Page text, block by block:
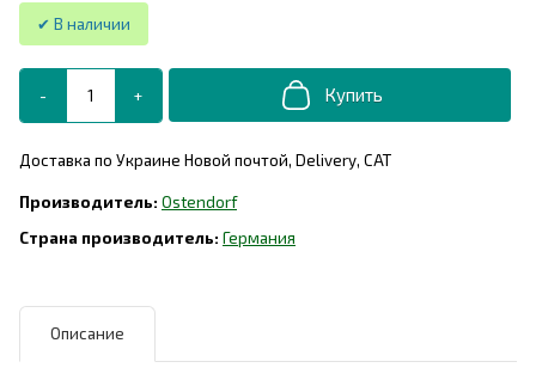
Доставка по Украине Новой почтой, Delivery, САТ
Ostendorf
Германия
Описание